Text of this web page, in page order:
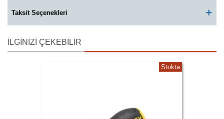
Taksit Seçenekleri
İLGINIZI ÇEKEBILIR
Stokta